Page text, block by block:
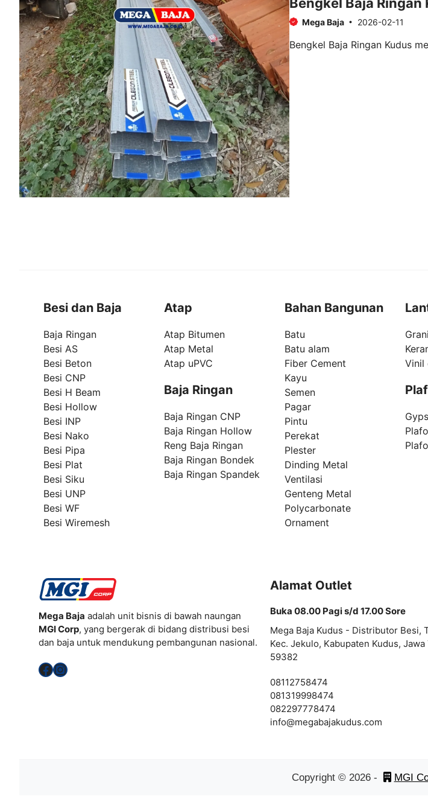
Mega Baja 2026-02-11
Bengkel Baja Ringan Kudus
Besi dan Baja
Baja Ringan
Besi AS
Besi Beton
Besi CNP
Besi H Beam
Besi Hollow
Besi INP
Besi Nako
Besi Pipa
Besi Plat
Besi Siku
Besi UNP
Besi WF
Besi Wiremesh
Atap
Atap Bitumen
Atap Metal
Atap uPVC
Baja Ringan
Baja Ringan CNP
Baja Ringan Hollow
Reng Baja Ringan
Baja Ringan Bondek
Baja Ringan Spandek
Bahan Bangunan
Batu
Batu alam
Fiber Cement
Kayu
Semen
Pagar
Pintu
Perekat
Plester
Dinding Metal
Ventilasi
Genteng Metal
Polycarbonate
Ornament
Vinil
Mega Baja adalah unit bisnis di bawah naungan
MGI Corp, yang bergerak di bidang distribusi besi
dan baja untuk mendukung pembangunan nasional.
Facebook
Instagram
Alamat Outlet
Buka 08.00 Pagi s/d 17.00 Sore
Mega Baja Kudus - Distributor Besi,
Kec. Jekulo, Kabupaten Kudus, Jawa
59382
08112758474
081319998474
082297778474
info@megabajakudus.com
Copyright © 2026- MGI